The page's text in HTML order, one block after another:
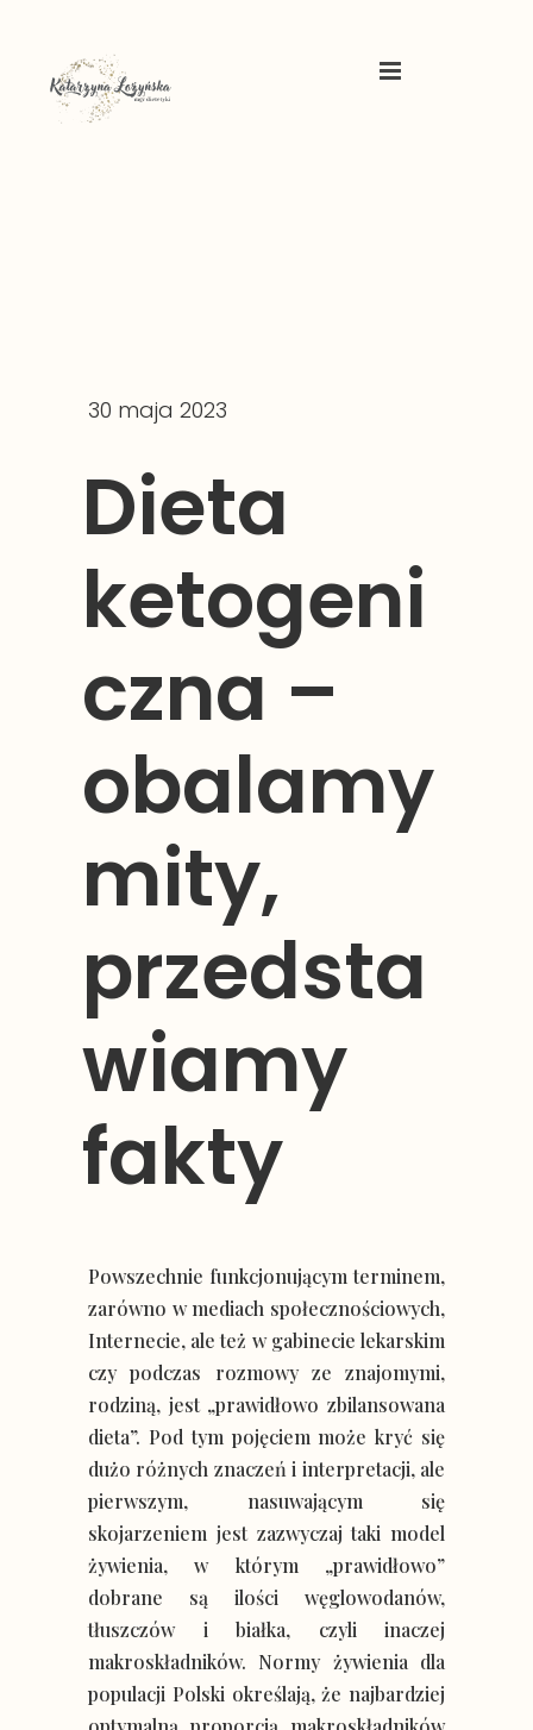
30 maja 2023
Dieta
ketogeni
czna –
obalamy
mity,
przedsta
wiamy
fakty
Powszechnie funkcjonującym terminem,
zarówno w mediach społecznościowych,
Internecie, ale też w gabinecie lekarskim
czy podczas rozmowy ze znajomymi,
rodziną, jest „prawidłowo zbilansowana
dieta”. Pod tym pojęciem może kryć się
dużo różnych znaczeń i interpretacji, ale
pierwszym, nasuwającym się
skojarzeniem jest zazwyczaj taki model
żywienia, w którym „prawidłowo”
dobrane są ilości węglowodanów,
tłuszczów i białka, czyli inaczej
makroskładników. Normy żywienia dla
populacji Polski określają, że najbardziej